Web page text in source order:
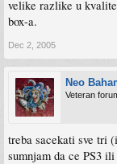
velike razlike u
box-a.
Dec 2, 2005
Neo
Veteran
treba sacekati sve tri
sumnjam da ce PS3